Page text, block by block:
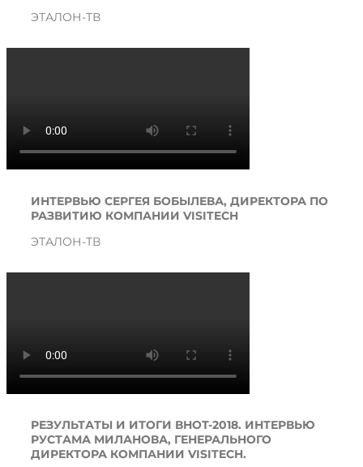
ЭТАЛОН-ТВ
ИНТЕРВЬЮ СЕРГЕЯ БОБЫЛЕВА, ДИРЕКТОРА ПО
РАЗВИТИЮ КОМПАНИИ VISITECH
ЭТАЛОН-ТВ
РЕЗУЛЬТАТЫ И ИТОГИ ВНОТ-2018. ИНТЕРВЬЮ
РУСТАМА МИЛАНОВА, ГЕНЕРАЛЬНОГО
ДИРЕКТОРА КОМПАНИИ VISITECH.